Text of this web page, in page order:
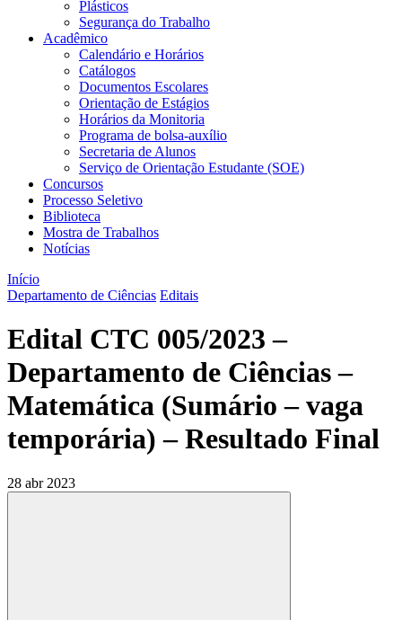
Plásticos
Segurança do Trabalho
Acadêmico
Calendário e Horários
Catálogos
Documentos Escolares
Orientação de Estágios
Horários da Monitoria
Programa de bolsa-auxílio
Secretaria de Alunos
Serviço de Orientação Estudante (SOE)
Concursos
Processo Seletivo
Biblioteca
Mostra de Trabalhos
Notícias
Início
Departamento de Ciências Editais
Edital CTC 005/2023 –
Departamento de Ciências –
Matemática (Sumário – vaga
temporária) – Resultado Final
28 abr 2023